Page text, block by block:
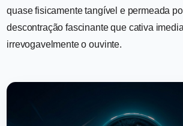
quase fisicamente tangível e permeada
descontração fascinante que cativa
irrevogavelmente o ouvinte.